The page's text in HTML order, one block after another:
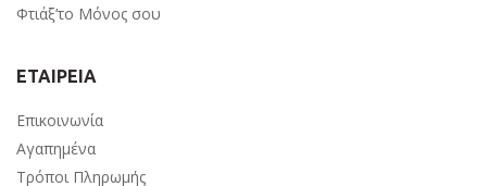
Φτιάξ’το Μόνος σου
ΕΤΑΙΡΕΙΑ
Επικοινωνία
Αγαπημένα
Τρόποι Πληρωμής